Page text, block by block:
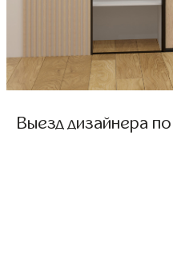
Выезд дизайнера